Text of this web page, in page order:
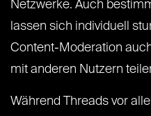
Netzwerke. Auch
lassen sich individuell
Content-Moderation
mit anderen Nutzern
Während Threads vor